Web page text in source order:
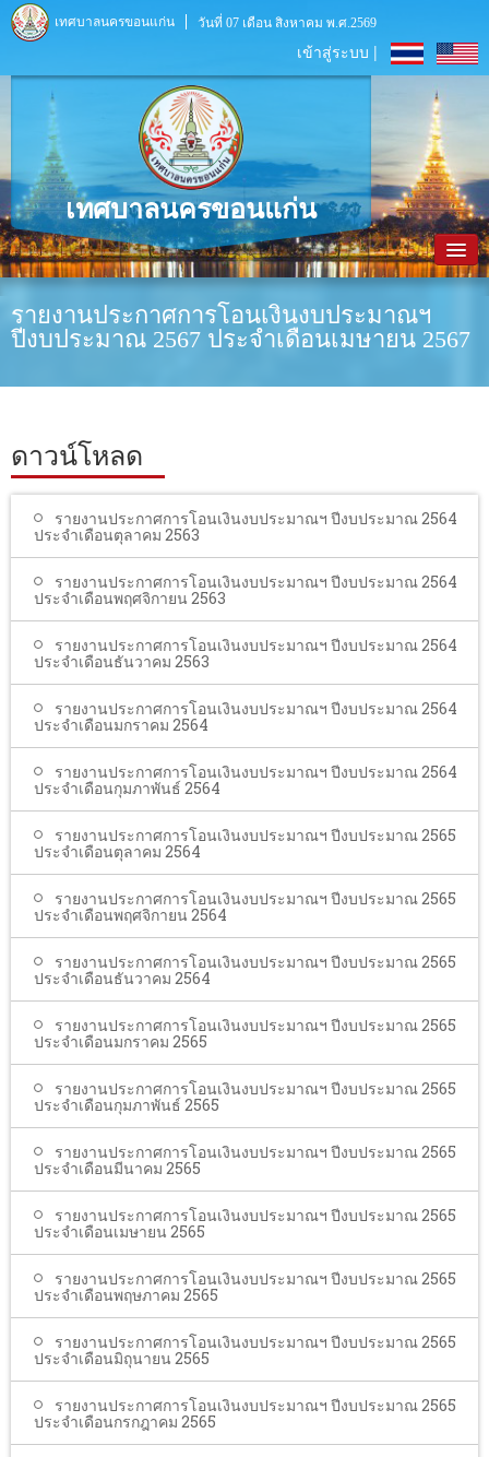
เทศบาลนครขอนแก่น วันที่ 07 เดือน สิงหาคม พ.ศ.2569
เข้าสู่ระบบ |
เทศบาลนครขอนแก่น
หน้าหลัก
ข้อมูลพื้นฐาน
ประชาสัมพันธ์
โรงเรียนในสังกัด
บริการประชาชน
ITA
ติดต่อเทศบาล
รายงานประกาศการโอนเงินงบประมาณฯ
ปีงบประมาณ 2567 ประจำเดือนเมษายน 2567
ดาวน์โหลด
รายงานประกาศการโอนเงินงบประมาณฯ ปีงบประมาณ 2564
ประจำเดือนตุลาคม 2563
รายงานประกาศการโอนเงินงบประมาณฯ ปีงบประมาณ 2564
ประจำเดือนพฤศจิกายน 2563
รายงานประกาศการโอนเงินงบประมาณฯ ปีงบประมาณ 2564
ประจำเดือนธันวาคม 2563
รายงานประกาศการโอนเงินงบประมาณฯ ปีงบประมาณ 2564
ประจำเดือนมกราคม 2564
รายงานประกาศการโอนเงินงบประมาณฯ ปีงบประมาณ 2564
ประจำเดือนกุมภาพันธ์ 2564
รายงานประกาศการโอนเงินงบประมาณฯ ปีงบประมาณ 2565
ประจำเดือนตุลาคม 2564
รายงานประกาศการโอนเงินงบประมาณฯ ปีงบประมาณ 2565
ประจำเดือนพฤศจิกายน 2564
รายงานประกาศการโอนเงินงบประมาณฯ ปีงบประมาณ 2565
ประจำเดือนธันวาคม 2564
รายงานประกาศการโอนเงินงบประมาณฯ ปีงบประมาณ 2565
ประจำเดือนมกราคม 2565
รายงานประกาศการโอนเงินงบประมาณฯ ปีงบประมาณ 2565
ประจำเดือนกุมภาพันธ์ 2565
รายงานประกาศการโอนเงินงบประมาณฯ ปีงบประมาณ 2565
ประจำเดือนมีนาคม 2565
รายงานประกาศการโอนเงินงบประมาณฯ ปีงบประมาณ 2565
ประจำเดือนเมษายน 2565
รายงานประกาศการโอนเงินงบประมาณฯ ปีงบประมาณ 2565
ประจำเดือนพฤษภาคม 2565
รายงานประกาศการโอนเงินงบประมาณฯ ปีงบประมาณ 2565
ประจำเดือนมิถุนายน 2565
รายงานประกาศการโอนเงินงบประมาณฯ ปีงบประมาณ 2565
ประจำเดือนกรกฎาคม 2565